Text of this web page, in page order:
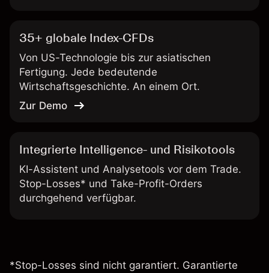
35+ globale Index-CFDs
Von US-Technologie bis zur asiatischen
Fertigung. Jede bedeutende
Wirtschaftsgeschichte. An einem Ort.
Zur Demo
Integrierte Intelligence- und Risikotools
KI-Assistent und Analysetools vor dem Trade.
Stop-Losses* und Take-Profit-Orders
durchgehend verfügbar.
*Stop-Losses sind nicht garantiert. Garantierte